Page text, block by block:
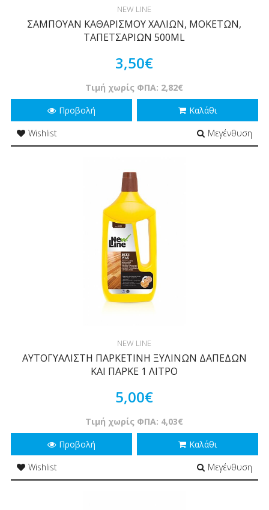
NEW LINE
ΣΑΜΠΟΥΑΝ ΚΑΘΑΡΙΣΜΟΥ ΧΑΛΙΩΝ, ΜΟΚΕΤΩΝ,
ΤΑΠΕΤΣΑΡΙΩΝ 500ML
3,50€
Τιμή χωρίς ΦΠΑ: 2,82€
Προβολή
Καλάθι
Wishlist
Μεγένθυση
NEW LINE
ΑΥΤΟΓΥΑΛΙΣΤΗ ΠΑΡΚΕΤΙΝΗ ΞΥΛΙΝΩΝ ΔΑΠΕΔΩΝ
ΚΑΙ ΠΑΡΚΕ 1 ΛΙΤΡΟ
5,00€
Τιμή χωρίς ΦΠΑ: 4,03€
Προβολή
Καλάθι
Wishlist
Μεγένθυση